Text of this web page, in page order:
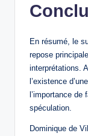
En résumé, le
repose
interprétations.
l’existence
l’importance
spéculation.
Dominique de